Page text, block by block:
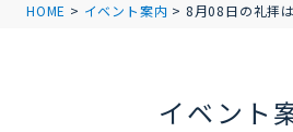
HOME > イベント案内 > 8月08日の礼拝
イベント